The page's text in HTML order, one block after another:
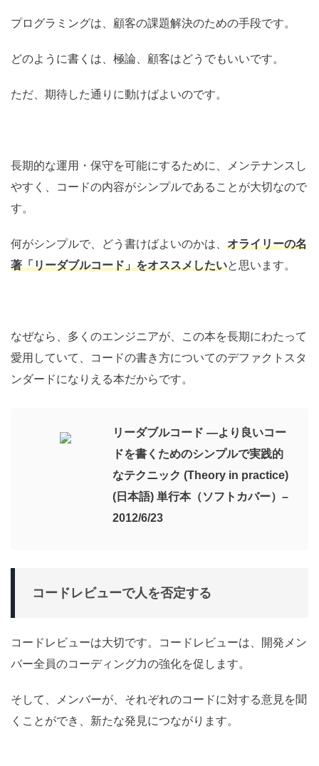
プログラミングは、顧客の課題解決のための手段です。
どのように書くは、極論、顧客はどうでもいいです。
ただ、期待した通りに動けばよいのです。
長期的な運用・保守を可能にするために、メンテナンスし
やすく、コードの内容がシンプルであることが大切なので
す。
何がシンプルで、どう書けばよいのかは、 オライリーの名
著「リーダブルコード」をオススメしたいと思います。
なぜなら、多くのエンジニアが、この本を長期にわたって
愛用していて、コードの書き方についてのデファクトスタ
ンダードになりえる本だからです。
リーダブルコード ―より良いコー
ドを書くためのシンプルで実践的
なテクニック (Theory in practice)
(日本語) 単行本（ソフトカバー）–
2012/6/23
コードレビューで人を否定する
コードレビューは大切です。コードレビューは、開発メン
バー全員のコーディング力の強化を促します。
そして、メンバーが、それぞれのコードに対する意見を聞
くことができ、新たな発見につながります。